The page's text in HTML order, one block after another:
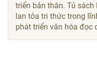
triển bản thân. Tủ
lan tỏa tri thức trong
phát triển văn hóa đọc